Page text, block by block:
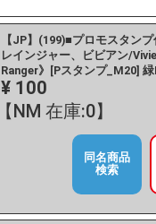
【JP】(199)■プロモスタン
レインジャー、ビビアン/
Ranger》[Pスタンプ_M20] 緑
¥ 100
【NM 在庫:0】
同名商品
検索